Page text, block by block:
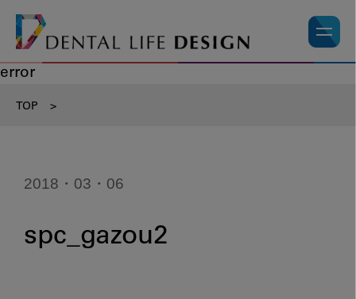
error
TOP >
2018・03・06
spc_gazou2